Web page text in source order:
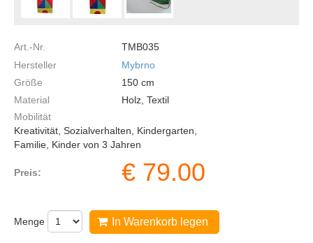
Art.-Nr.
TMB035
Hersteller
Mybrno
Größe
150 cm
Material
Holz, Textil
Mobilität
Kreativität, Sozialverhalten, Kindergarten,
Familie, Kinder von 3 Jahren
Preis: € 79.00
Menge In Warenkorb legen